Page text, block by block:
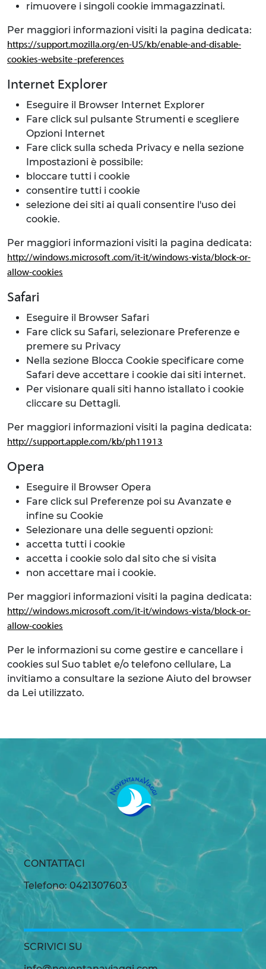
rimuovere i singoli cookie immagazzinati.
Per maggiori informazioni visiti la pagina dedicata:
https://support.mozilla.org/en-US/kb/enable-and-disable-
cookies-website -preferences
Internet Explorer
Eseguire il Browser Internet Explorer
Fare click sul pulsante Strumenti e scegliere
Opzioni Internet
Fare click sulla scheda Privacy e nella sezione
Impostazioni è possibile:
bloccare tutti i cookie
consentire tutti i cookie
selezione dei siti ai quali consentire l'uso dei
cookie.
Per maggiori informazioni visiti la pagina dedicata:
http://windows.microsoft .com/it-it/windows-vista/block-or-
allow-cookies
Safari
Eseguire il Browser Safari
Fare click su Safari, selezionare Preferenze e
premere su Privacy
Nella sezione Blocca Cookie specificare come
Safari deve accettare i cookie dai siti internet.
Per visionare quali siti hanno istallato i cookie
cliccare su Dettagli.
Per maggiori informazioni visiti la pagina dedicata:
http://support.apple.com/kb/ph11913
Opera
Eseguire il Browser Opera
Fare click sul Preferenze poi su Avanzate e
infine su Cookie
Selezionare una delle seguenti opzioni:
accetta tutti i cookie
accetta i cookie solo dal sito che si visita
non accettare mai i cookie.
Per maggiori informazioni visiti la pagina dedicata:
http://windows.microsoft .com/it-it/windows-vista/block-or-
allow-cookies
Per le informazioni su come gestire e cancellare i
cookies sul Suo tablet e/o telefono cellulare, La
invitiamo a consultare la sezione Aiuto del browser
da Lei utilizzato.
CONTATTACI
Telefono: 0421307603
SCRIVICI SU